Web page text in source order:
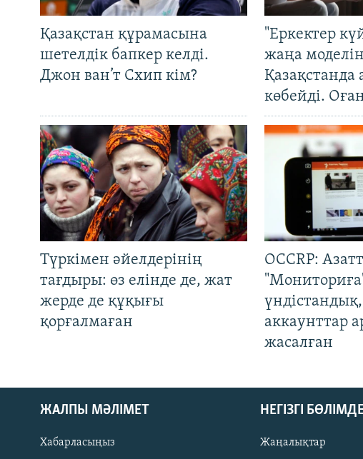
Қазақстан құрамасына
шетелдік бапкер келді.
Джон ван’т Схип кім?
"Еркектер
жаңа
Қазақстанда
көбейді.
Түркімен әйелдерінің
тағдыры: өз елінде де, жат
жерде де құқығы
қорғалмаған
OCCRP:
аккаунттар
жасалған
ЖАЛПЫ МӘЛІМЕТ
Хабарласыңыз
НЕГІЗГІ
Жаңалықтар